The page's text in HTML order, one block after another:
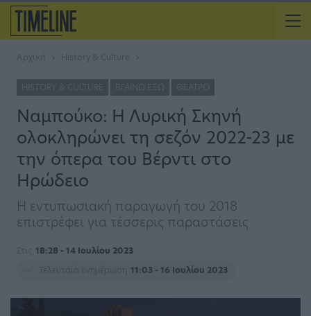
Αρχική History & Culture
HISTORY & CULTURE ΒΓΑΊΝΩ ΈΞΩ ΘΈΑΤΡΟ
Ναμπούκο: Η Λυρική Σκηνή
ολοκληρώνει τη σεζόν 2022-23 με
την όπερα του Βέρντι στο
Ηρώδειο
Η εντυπωσιακή παραγωγή του 2018
επιστρέφει για τέσσερις παραστάσεις
Στις 18:28 - 14 Ιουλίου 2023
Τελευταία ενημέρωση
11:03 - 16 Ιουλίου 2023